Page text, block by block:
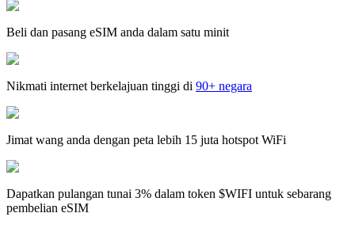
Beli dan pasang eSIM anda dalam satu minit
Nikmati internet berkelajuan tinggi di 90+ negara
Jimat wang anda dengan peta lebih 15 juta hotspot WiFi
Dapatkan pulangan tunai 3% dalam token $WIFI untuk sebarang
pembelian eSIM